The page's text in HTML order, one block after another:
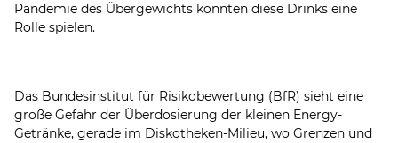
Pandemie des Übergewichts könnten diese Drinks eine
Rolle spielen.
Das Bundesinstitut für Risikobewertung (BfR) sieht eine
große Gefahr der Überdosierung der kleinen Energy-
Getränke, gerade im Diskotheken-Milieu, wo Grenzen und